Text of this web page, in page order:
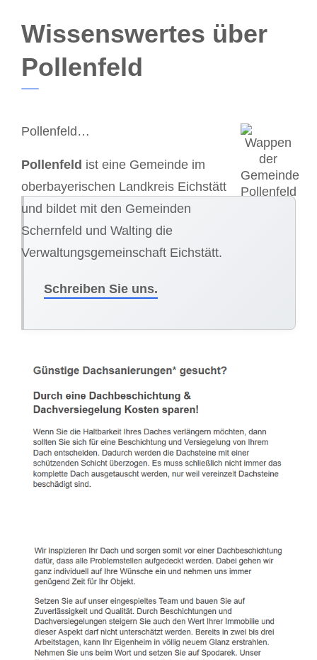
Wissenswertes über
Pollenfeld
Pollenfeld…
Pollenfeld ist eine Gemeinde im
oberbayerischen Landkreis Eichstätt
und bildet mit den Gemeinden
Schernfeld und Walting die
Verwaltungsgemeinschaft Eichstätt.
Schreiben Sie uns.